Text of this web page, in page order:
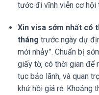
tước đi vĩnh viễn cơ hội
Xin visa sớm nhất có
tháng trước ngày dự
mới nhảy”. Chuẩn bị
giấy tờ, có thời gian để
tục bảo lãnh, và quan
khứ hồi giá rẻ. Khoảng